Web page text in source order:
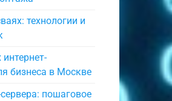
технологии и
бизнеса в Москве
пошаговое